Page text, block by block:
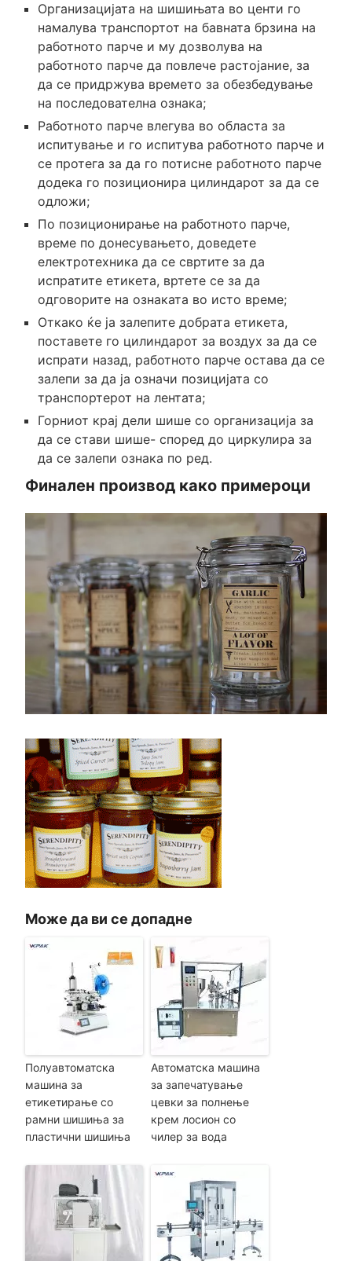
Организацијата на шишињата во центи го
намалува транспортот на бавната брзина на
работното парче и му дозволува на
работното парче да повлече растојание, за
да се придржува времето за обезбедување
на последователна ознака;
Работното парче влегува во областа за
испитување и го испитува работното парче и
се протега за да го потисне работното парче
додека го позиционира цилиндарот за да се
одложи;
По позиционирање на работното парче,
време по донесувањето, доведете
електротехника да се свртите за да
испратите етикета, вртете се за да
одговорите на ознаката во исто време;
Откако ќе ја залепите добрата етикета,
поставете го цилиндарот за воздух за да се
испрати назад, работното парче остава да се
залепи за да ја означи позицијата со
транспортерот на лентата;
Горниот крај дели шише со организација за
да се стави шише- според до циркулира за
да се залепи ознака по ред.
Финален производ како примероци
Може да ви се допадне
Полуавтоматска
машина за
етикетирање со
рамни шишиња за
пластични шишиња
Автоматска машина
за запечатување
цевки за полнење
крем лосион со
чилер за вода